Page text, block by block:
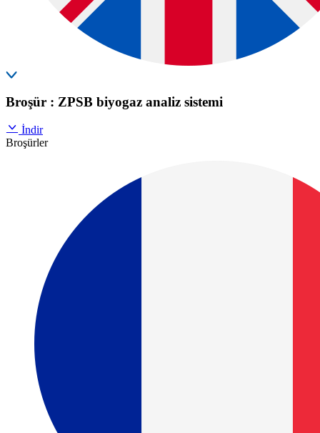
Broşür : ZPSB biyogaz analiz sistemi
İndir
Broşürler